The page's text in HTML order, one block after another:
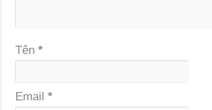
Tên*
Email*